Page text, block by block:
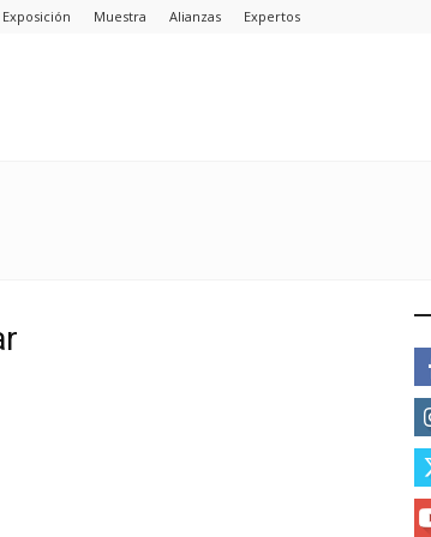
Exposición Muestra Alianzas Expertos